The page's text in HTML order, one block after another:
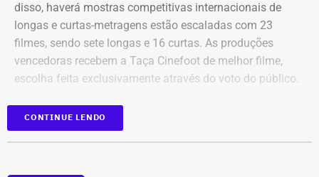
Bens declarados por Carla Machado em 2022 — Foto:
disso, haverá mostras competitivas internacionais de
longas e curtas-metragens estão escaladas com 23
filmes, sendo sete longas e 16 curtas. As produções
vencedoras recebem a Taça Cinefoot de melhor filme,
escolha feita exclusivamente através do voto do público.
Os países participantes são Brasil, Argentina, México,
Itália, Colômbia, Reino Unido, Irã, Espanha, Alemanha,
CONTINUE LENDO